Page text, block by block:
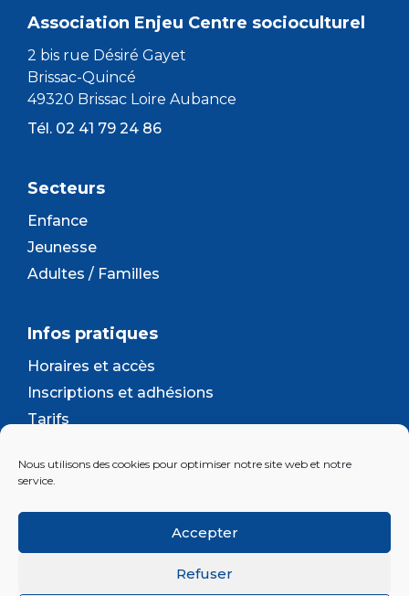
Nous utilisons des cookies pour optimiser notre site web et notre
service.
Accepter
Refuser
Association Enjeu Centre socioculturel
2 bis rue Désiré Gayet
Brissac-Quincé
49320 Brissac Loire Aubance
Tél. 02 41 79 24 86
Secteurs
Enfance
Jeunesse
Adultes / Familles
Infos pratiques
Horaires et accès
Inscriptions et adhésions
Tarifs
Contact
Lettre d’information